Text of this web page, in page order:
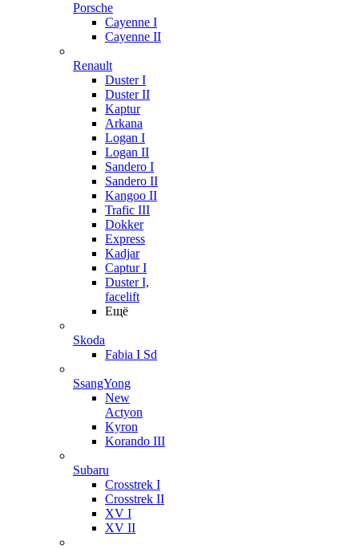
Porsche
Cayenne I
Cayenne II
Renault
Duster I
Duster II
Kaptur
Arkana
Logan I
Logan II
Sandero I
Sandero II
Kangoo II
Trafic III
Dokker
Express
Kadjar
Captur I
Duster I,
facelift
Ещё
Skoda
Fabia I Sd
SsangYong
New
Actyon
Kyron
Korando III
Subaru
Crosstrek I
Crosstrek II
XV I
XV II